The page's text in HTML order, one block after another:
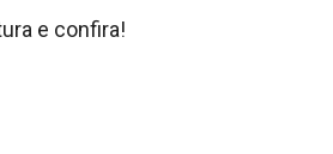
e confira!